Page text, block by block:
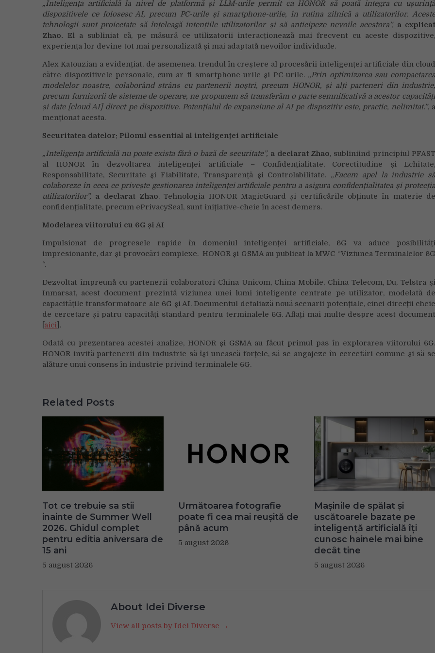
„Inteligența artificială la nivel de platformă și LLM-urile permit ca HONOR să poată integra cu ușurință
dispozitivele ce folosesc AI, precum PC-urile și smartphone-urile, în rutina zilnică a utilizatorilor. Aceste
tehnologii sunt proiectate să înțeleagă intențiile utilizatorilor și să anticipeze nevoile acestora”, a explicat
Zhao. El a subliniat că, pe măsură ce utilizatorii interacționează mai frecvent cu aceste dispozitive,
experiența lor devine tot mai personalizată și mai adaptată nevoilor individuale.
Alex Katouzian a evidențiat, de asemenea, trendul în creștere al procesării inteligenței artificiale din cloud
către dispozitivele personale, cum ar fi smartphone-urile și PC-urile. „Prin optimizarea sau compactarea
modelelor noastre, colaborând strâns cu partenerii noștri, precum HONOR, și alți parteneri din industrie,
precum furnizorii de sisteme de operare, ne propunem să transferăm o parte semnificativă a acestor capacități
și date [cloud AI] direct pe dispozitive. Potențialul de expansiune al AI pe dispozitiv este, practic, nelimitat.”, a
menționat acesta.
Securitatea datelor: Pilonul essential al inteligenței artificiale
„Inteligența artificială nu poate exista fără o bază de securitate”, a declarat Zhao, subliniind principiul PFAST
al HONOR în dezvoltarea inteligenței artificiale – Confidențialitate, Corectitudine și Echitate,
Responsabilitate, Securitate și Fiabilitate, Transparență și Controlabilitate. „Facem apel la industrie
colaboreze în ceea ce privește gestionarea inteligenței artificiale pentru a asigura confidențialitatea și protecția
utilizatorilor”, a declarat Zhao. Tehnologia HONOR MagicGuard și certificările obținute în materie de
confidențialitate, precum ePrivacySeal, sunt inițiative-cheie în acest demers.
Modelarea viitorului cu 6G și AI
Impulsionat de progresele rapide în domeniul inteligenței artificiale, 6G va aduce posibilități
impresionante, dar și provocări complexe. HONOR și GSMA au publicat la MWC “Viziunea Terminalelor 6G
“.
Dezvoltat împreună cu partenerii colaboratori China Unicom, China Mobile, China Telecom, Du, Telstra și
Inmarsat, acest document prezintă viziunea unei lumi inteligente centrate pe utilizator, modelată de
capacitățile transformatoare ale 6G și AI. Documentul detaliază nouă scenarii potențiale, cinci direcții cheie
de cercetare și patru capacități standard pentru terminalele 6G. Aflați mai multe despre acest document
aici ].
Odată cu prezentarea acestei analize, HONOR și GSMA au făcut primul pas în explorarea viitorului 6G.
HONOR invită partenerii din industrie să își unească forțele, să se angajeze în cercetări comune și să se
alăture unui consens în industrie privind terminalele 6G.
Related Posts
Tot ce trebuie sa stii
inainte de Summer Well
2026. Ghidul complet
pentru editia aniversara de
15 ani
5 august 2026
Următoarea fotografie
poate fi cea mai reușită de
până acum
5 august 2026
Mașinile de spălat și
uscătoarele bazate pe
inteligență artificială îți
cunosc hainele mai bine
decât tine
5 august 2026
About Idei Diverse
View all posts by Idei Diverse →